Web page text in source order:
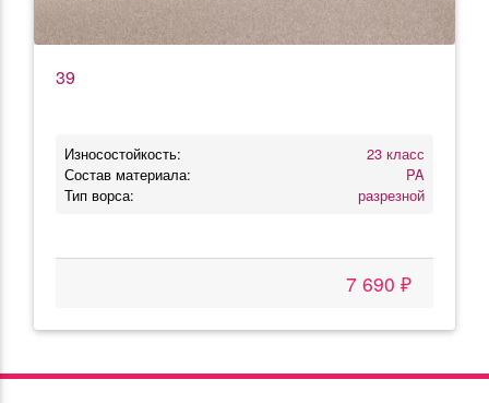
39
Износостойкость:
23 класс
Состав материала:
PA
Тип ворса:
разрезной
7 690 ₽